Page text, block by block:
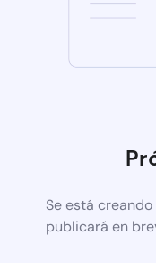
Se está
publicará en